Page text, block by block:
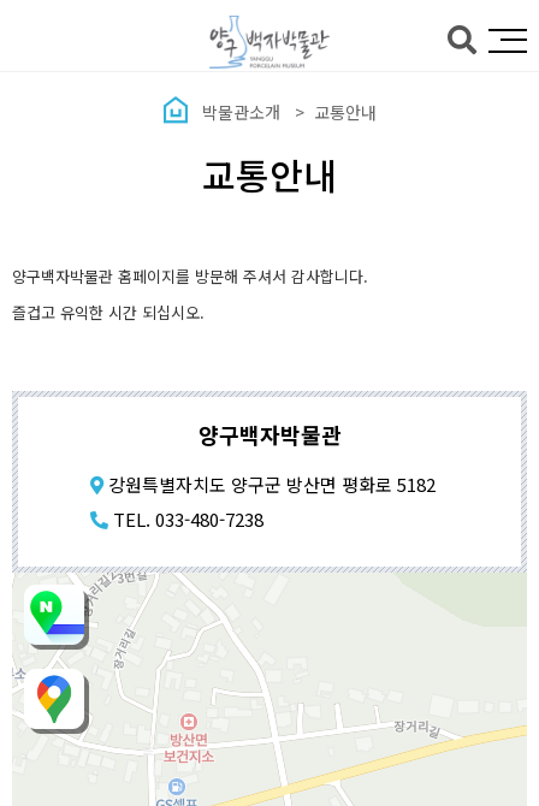
박물관소개 교통안내
교통안내
양구백자박물관 홈페이지를 방문해 주셔서 감사합니다.
즐겁고 유익한 시간 되십시오.
양구백자박물관
강원특별자치도 양구군 방산면 평화로 5182
TEL. 033-480-7238